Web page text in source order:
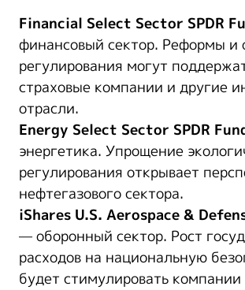
Financial Select Sector SPDR
финансовый сектор. Реформы и
регулирования могут
страховые компании и другие
отрасли.
Energy Select Sector SPDR
энергетика. Упрощение
регулирования открывает
нефтегазового сектора.
iShares U.S. Aerospace &
— оборонный сектор. Рост
расходов на национальную
будет стимулировать компании